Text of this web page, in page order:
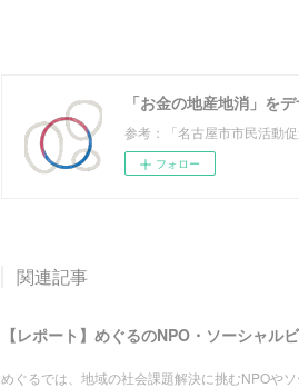
「お金の地産地消」を
参考：「名古屋市市民活動
フォロー
関連記事
【レポート】めぐるのNPO・ソーシャル
めぐるでは、地域の社会課題解決に挑むNPOや